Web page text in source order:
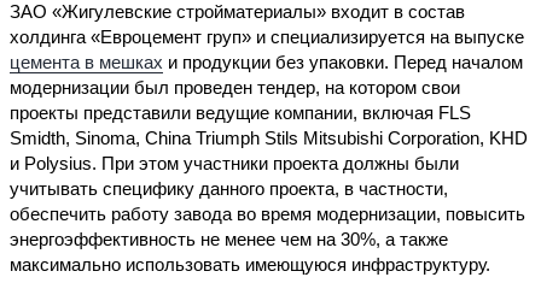
ЗАО «Жигулевские стройматериалы» входит в состав
холдинга «Евроцемент груп» и специализируется на выпуске
цемента в мешках и продукции без упаковки. Перед началом
модернизации был проведен тендер, на котором свои
проекты представили ведущие компании, включая FLS
Smidth, Sinoma, China Triumph Stils Mitsubishi Corporation, KHD
и Polysius. При этом участники проекта должны были
учитывать специфику данного проекта, в частности,
обеспечить работу завода во время модернизации, повысить
энергоэффективность не менее чем на 30%, а также
максимально использовать имеющуюся инфраструктуру.